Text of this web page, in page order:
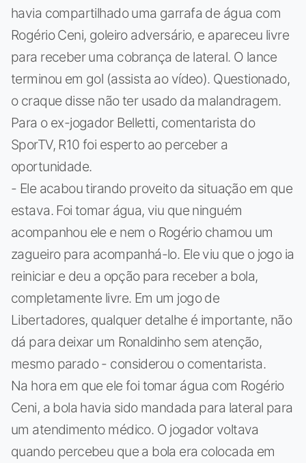
havia compartilhado uma garrafa de água com
Rogério Ceni, goleiro adversário, e apareceu livre
para receber uma cobrança de lateral. O lance
terminou em gol (assista ao vídeo). Questionado,
o craque disse não ter usado da malandragem.
Para o ex-jogador Belletti, comentarista do
SporTV, R10 foi esperto ao perceber a
oportunidade.
- Ele acabou tirando proveito da situação em que
estava. Foi tomar água, viu que ninguém
acompanhou ele e nem o Rogério chamou um
zagueiro para acompanhá-lo. Ele viu que o jogo ia
reiniciar e deu a opção para receber a bola,
completamente livre. Em um jogo de
Libertadores, qualquer detalhe é importante, não
dá para deixar um Ronaldinho sem atenção,
mesmo parado - considerou o comentarista.
Na hora em que ele foi tomar água com Rogério
Ceni, a bola havia sido mandada para lateral para
um atendimento médico. O jogador voltava
quando percebeu que a bola era colocada em